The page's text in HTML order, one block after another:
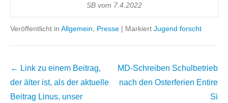
SB vom 7.4.2022
Veröffentlicht in Allgemein Presse | Markiert Jugend forscht
Beitrags
Übersicht
← Link zu einem Beitrag,
der älter ist, als der aktuelle
Beitrag Linus, unser
MD-Schreiben Schulbetrieb
nach den Osterferien Entire
Si